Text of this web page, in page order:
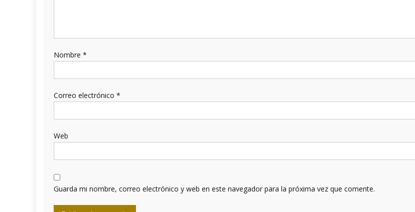
Nombre *
Correo electrónico *
Web
Guarda mi nombre, correo electrónico y web en este navegador para la próxima vez que comente.